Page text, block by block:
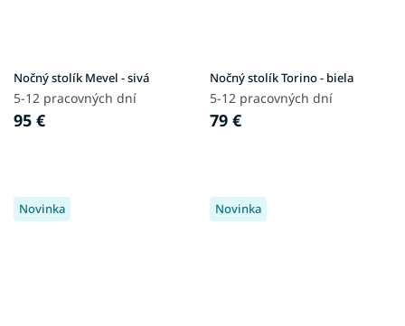
Nočný stolík Mevel - sivá
5-12 pracovných dní
95 €
Nočný stolík Torino - biela
5-12 pracovných dní
79 €
Novinka Novinka